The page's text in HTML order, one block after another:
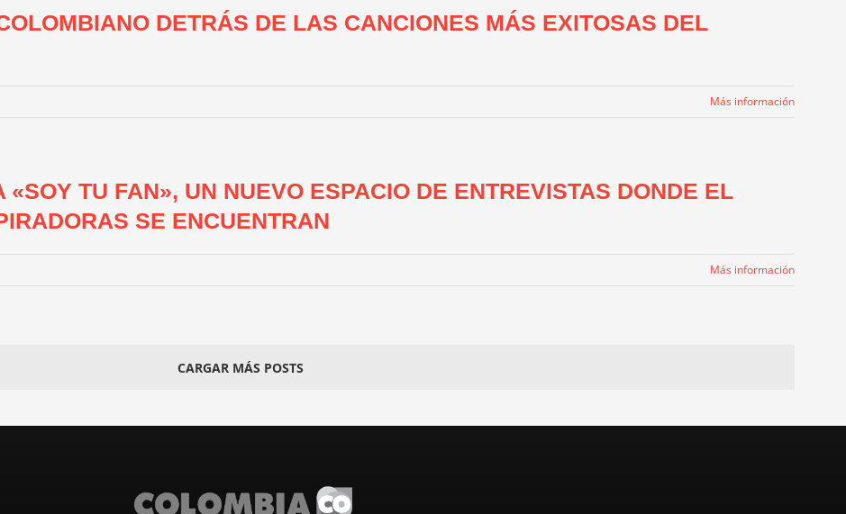
DETRÁS DE LAS CANCIONES MÁS EXITOSAS DEL
Más información
«SOY TU FAN», UN NUEVO ESPACIO DE ENTREVISTAS DONDE EL
SE ENCUENTRAN
Más información
CARGAR MÁS POSTS